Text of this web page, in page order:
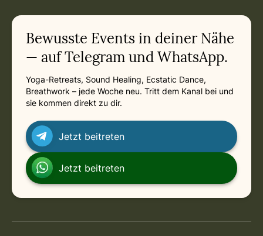
Related appointments
Bewusste Events in deiner Nähe
— auf Telegram und WhatsApp.
Yoga-Retreats, Sound Healing, Ecstatic Dance,
Breathwork – jede Woche neu. Tritt dem Kanal bei und
sie kommen direkt zu dir.
Jetzt beitreten
Jetzt beitreten